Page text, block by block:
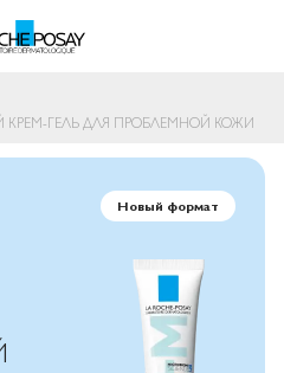
ГЕЛЬ ДЛЯ ПРОБЛЕМНОЙ КОЖИ
Новый формат